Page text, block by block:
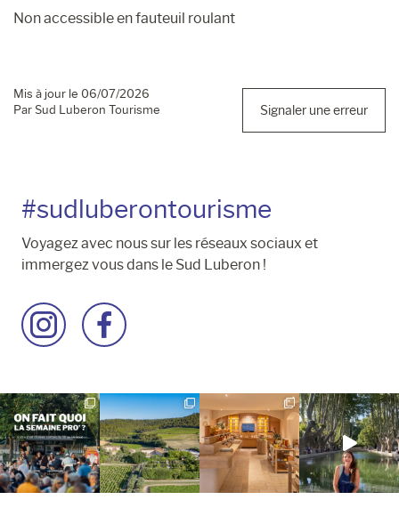
Non accessible en fauteuil roulant
Mis à jour le 06/07/2026
Par Sud Luberon Tourisme
Signaler une erreur
#sudluberontourisme
Voyagez avec nous sur les réseaux sociaux et
immergez vous dans le Sud Luberon !
Accéder
à
Instagram
Accéder
à
Facebook